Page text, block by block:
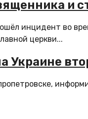
и
инцидент во
церкви...
Украине